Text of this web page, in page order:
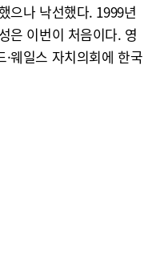
으나 낙선했다. 1999년
은 이번이 처음이다. 영
웨일스 자치의회에 한국